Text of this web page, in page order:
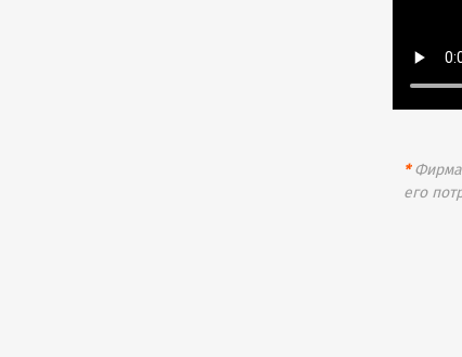
*Фирма-
его